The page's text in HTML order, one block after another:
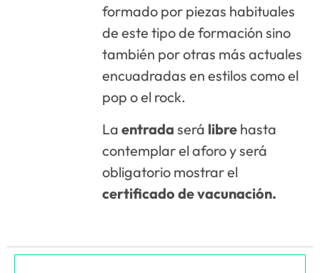
formado por piezas habituales
de este tipo de formación sino
también por otras más actuales
encuadradas en estilos como el
pop o el rock.
Laentrada será libre hasta
contemplar el aforo y será
obligatorio mostrar el
certificado de vacunación.